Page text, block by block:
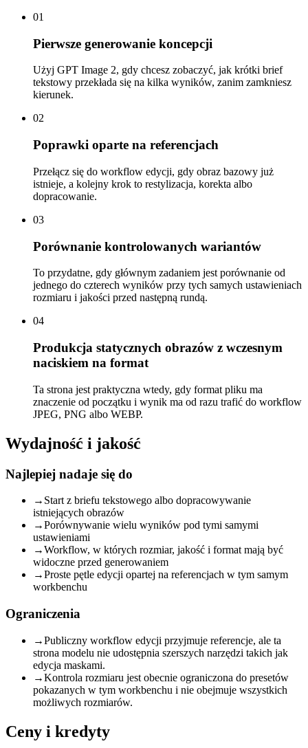
01
Pierwsze generowanie koncepcji
Użyj GPT Image 2, gdy chcesz zobaczyć, jak krótki brief
tekstowy przekłada się na kilka wyników, zanim zamkniesz
kierunek.
02
Poprawki oparte na referencjach
Przełącz się do workflow edycji, gdy obraz bazowy już
istnieje, a kolejny krok to restylizacja, korekta albo
dopracowanie.
03
Porównanie kontrolowanych wariantów
To przydatne, gdy głównym zadaniem jest porównanie od
jednego do czterech wyników przy tych samych ustawieniach
rozmiaru i jakości przed następną rundą.
04
Produkcja statycznych obrazów z wczesnym
naciskiem na format
Ta strona jest praktyczna wtedy, gdy format pliku ma
znaczenie od początku i wynik ma od razu trafić do workflow
JPEG, PNG albo WEBP.
Wydajność i jakość
Najlepiej nadaje się do
→ Start z briefu tekstowego albo dopracowywanie
istniejących obrazów
→Porównywanie wielu wyników pod tymi samymi
ustawieniami
→Workflow, w których rozmiar, jakość i format mają być
widoczne przed generowaniem
→Proste pętle edycji opartej na referencjach w tym samym
workbenchu
Ograniczenia
→Publiczny workflow edycji przyjmuje referencje, ale ta
strona modelu nie udostępnia szerszych narzędzi takich jak
edycja maskami.
→Kontrola rozmiaru jest obecnie ograniczona do presetów
pokazanych w tym workbenchu i nie obejmuje wszystkich
możliwych rozmiarów.
Ceny i kredyty